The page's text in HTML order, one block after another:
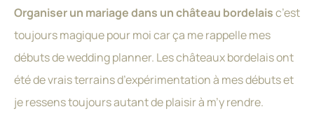
Organiser un mariage dans un château bordelaisc’est
toujours magique pour moi car ça me rappelle mes
débuts de wedding planner. Les châteaux bordelais ont
été de vrais terrains d’expérimentation à mes débuts et
je ressens toujours autant de plaisir à m’y rendre.